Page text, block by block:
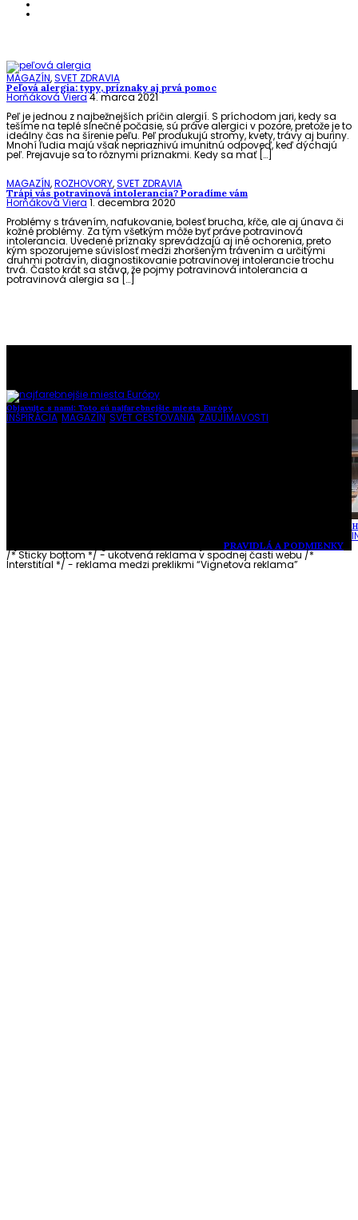
MAGAZÍN,SVET ZDRAVIA
Peľová alergia: typy, príznaky aj prvá pomoc
Horňáková Viera4. marca 2021
Peľ je jednou z najbežnejších príčin alergií. S príchodom jari, kedy sa
tešíme na teplé slnečné počasie, sú práve alergici v pozore, pretože je to
ideálny čas na šírenie peľu. Peľ produkujú stromy, kvety, trávy aj buriny.
Mnohí ľudia majú však nepriaznivú imunitnú odpoveď, keď dýchajú
peľ. Prejavuje sa to rôznymi príznakmi. Kedy sa mať […]
MAGAZÍN,ROZHOVORY,SVET ZDRAVIA
Trápi vás potravinová intolerancia? Poradíme vám
Horňáková Viera1. decembra 2020
Problémy s trávením, nafukovanie, bolesť brucha, kŕče, ale aj únava či
kožné problémy. Za tým všetkým môže byť práve potravinová
intolerancia. Uvedené príznaky sprevádzajú aj iné ochorenia, preto
kým spozorujeme súvislosť medzi zhoršeným trávením a určitými
druhmi potravín, diagnostikovanie potravinovej intolerancie trochu
trvá. Často krát sa stáva, že pojmy potravinová intolerancia a
potravinová alergia sa […]
Objavujte s nami: Toto sú najfarebnejšie miesta Európy
INŠPIRÁCIA MAGAZÍN SVET CESTOVANIA ZAUJÍMAVOSTI
PRAVIDLÁ A PODMIENKY
/* Sticky bottom */ - ukotvená reklama v spodnej časti webu/*
Interstitial */ - reklama medzi preklikmi “Vignetova reklama”